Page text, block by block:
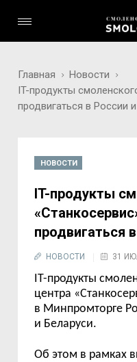
Главная
Новости
IT-продукты
продвигаться в России
НОВОСТИ
IT-продукты
продвигаться
НОВОСТИ 31
IT-продукты
центра «
в Минпромторге
и Беларуси.
Об этом в рамках